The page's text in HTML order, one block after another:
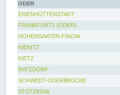
ODER
EISENHÜTTENSTADT
FRANKFURT1 (ODER)
HOHENSAATEN-FINOW
KIENITZ
KIETZ
RATZDORF
SCHWEDT-ODERBRÜCKE
STÜTZKOW